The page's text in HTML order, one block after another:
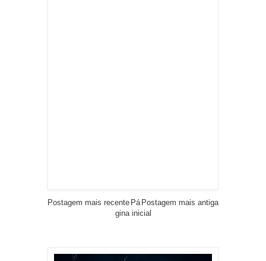
Postagem mais recente Postagem mais antiga
Pá
gina inicial